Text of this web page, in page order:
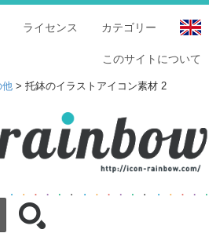
カテゴリー
ライセンス
このサイトについて
他 > 托鉢のイラストアイコン素材 2